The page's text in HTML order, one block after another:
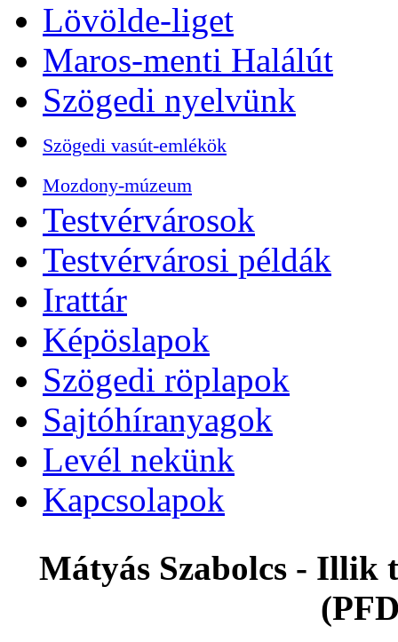
Lövölde-liget
Maros-menti Halálút
Szögedi nyelvünk
Szögedi vasút-emlékök
Mozdony-múzeum
Testvérvárosok
Testvérvárosi példák
Irattár
Képöslapok
Szögedi röplapok
Sajtóhíranyagok
Levél nekünk
Kapcsolapok
Mátyás Szabolcs - Illik